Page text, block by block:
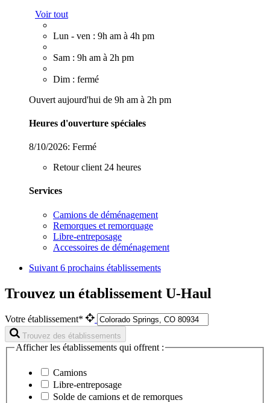
Voir tout
Lun - ven : 9h am à 4h pm
Sam : 9h am à 2h pm
Dim : fermé
Ouvert aujourd'hui de 9h am à 2h pm
Heures d'ouverture spéciales
8/10/2026: Fermé
Retour client 24 heures
Services
Camions de déménagement
Remorques et remorquage
Libre-entreposage
Accessoires de déménagement
Suivant 6 prochains établissements
Trouvez un établissement U-Haul
Votre établissement*
Trouvez des établissements
Afficher les établissements qui offrent :
Camions
Libre-entreposage
Solde de camions et de remorques